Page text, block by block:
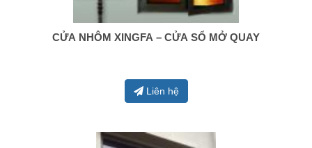
0938 414 005
CỬA NHÔM XINGFA – CỬA SỔ MỞ QUAY
Liên hệ